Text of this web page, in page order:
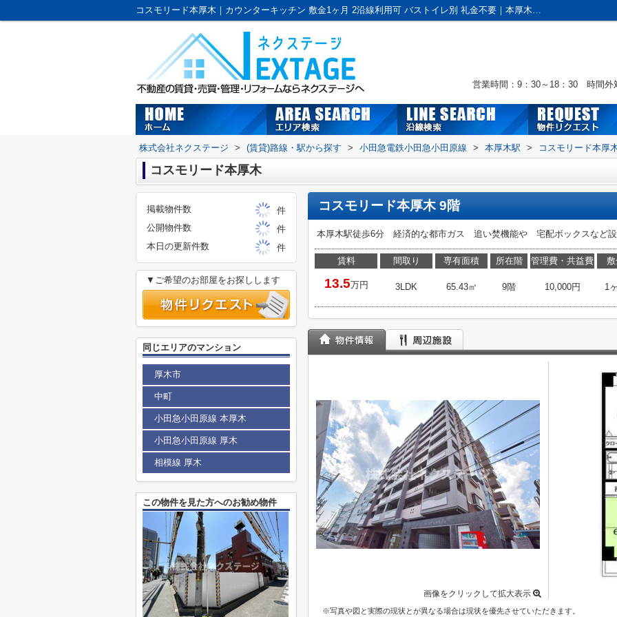
コスモリード本厚木｜カウンターキッチン 敷金1ヶ月 2沿線利用可 バストイレ別 礼金不要｜本厚木・海老名・伊勢原の賃貸情報なら株式会社ネクステージへおまかせ！
営業時間：9：30～18：30 時間外
株式会社ネクステージ > (賃貸)路線・駅から探す > 小田急電鉄小田急小田原線 > 本厚木駅 > コスモリード本厚
コスモリード本厚木
コスモリード本厚木 9階
本厚木駅徒歩6分 経済的な都市ガス 追い焚機能や 宅配ボックスなど設
賃料
13.5万円
間取り
3LDK
専有面積
65.43㎡
所在階
9階
管理費・共益費
10,000円 1
画像をクリックして拡大表示
※写真や図と実際の現状とが異なる場合は現状を優先させていただきます。
掲載物件数
件
公開物件数
件
本日の更新件数
件
▼ご希望のお部屋をお探しします
同じエリアのマンション
厚木市
中町
小田急小田原線 本厚木
小田急小田原線 厚木
相模線 厚木
この物件を見た方へのお勧め物件